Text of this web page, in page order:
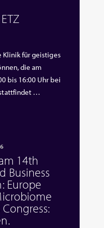
Klinik für geistiges
die am
bis 16:00 Uhr bei
stattfindet …
14th
Business
Europe